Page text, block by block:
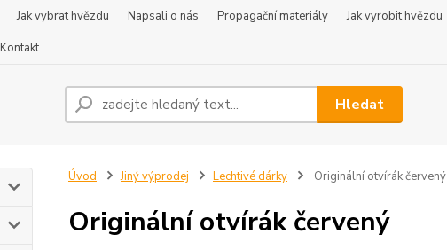
Jak vybrat hvězdu Napsali o nás Propagační materiály Jak vyrobit hvězdu
Kontakt
Hledat
Úvod Jiný výprodej Lechtivé dárky Originální otvírák červený
Originální otvírák červený